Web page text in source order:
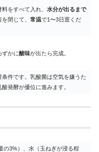
をすべて入れ、 水分が出るまで
閉じて、 常温で1〜3日置くだ
ずかに酸味が出たら完成。
条件です。乳酸菌は空気を嫌うた
発酵が優位に進みます。
の3%）、水（玉ねぎが浸る程